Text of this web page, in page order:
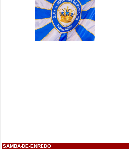
SAMBA-DE-ENREDO